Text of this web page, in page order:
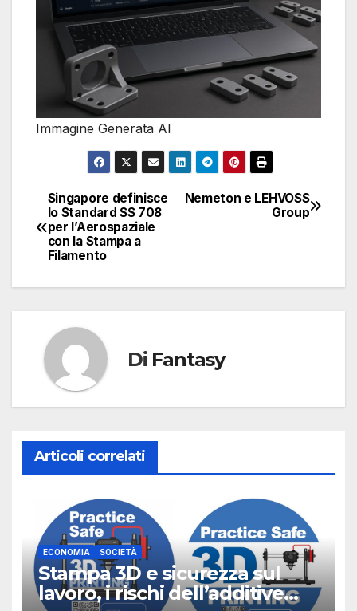
Immagine Generata AI
Navigazione
articoli
Nemeton e LEHVOSS
Group
Singapore definisce
lo Standard SS 708
per l’Aerospaziale
con la Stampa a
Filamento
Di Fantasy
Articoli correlati
ECONOMIA SOCIETÀ
Stampa 3D e sicurezza sul
lavoro, i rischi dell’additive